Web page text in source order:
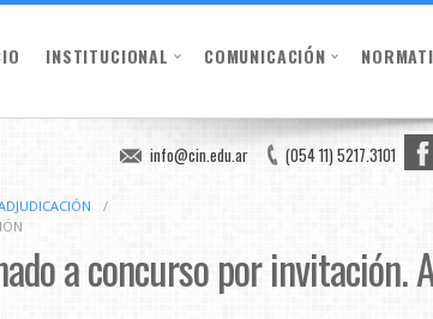
INSTITUCIONAL COMUNICACIÓN
(054 11) 5217.3101
info@cin.edu.ar
/
a concurso por invitación.